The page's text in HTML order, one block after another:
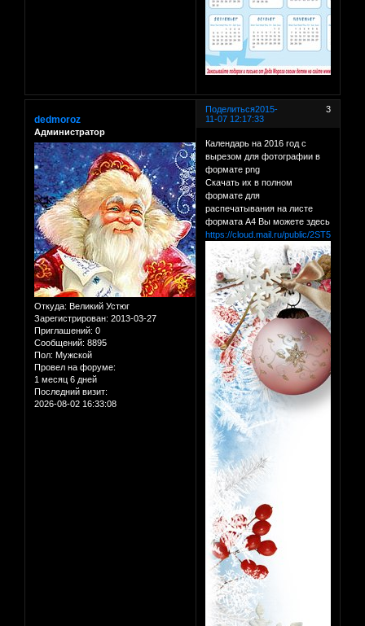
Поделиться 3
2015-
11-07 12:17:33
dedmoroz
Администратор
Откуда: Великий Устюг
Зарегистрирован: 2013-03-27
Приглашений: 0
Сообщений: 8895
Пол: Мужской
Провел на форуме:
1 месяц 6 дней
Последний визит:
2026-08-02 16:33:08
Календарь на 2016 год с
вырезом для фотографии в
формате png
Скачать их в полном
формате для
распечатывания на листе
формата А4 Вы можете здесь
https://cloud.mail.ru/public/2ST5/